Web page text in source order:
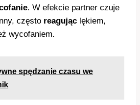
. W efekcie partner czuje
często reagując lękiem,
wycofaniem.
spędzanie czasu we